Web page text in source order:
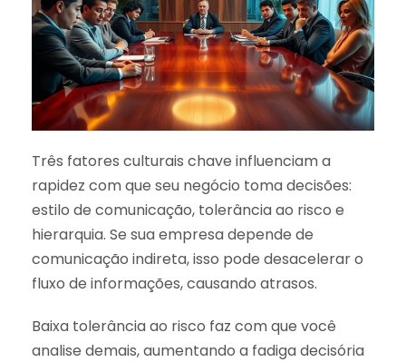
Três fatores culturais chave influenciam a
rapidez com que seu negócio toma decisões:
estilo de comunicação, tolerância ao risco e
hierarquia. Se sua empresa depende de
comunicação indireta, isso pode desacelerar o
fluxo de informações, causando atrasos.
Baixa tolerância ao risco faz com que você
analise demais, aumentando a fadiga decisória